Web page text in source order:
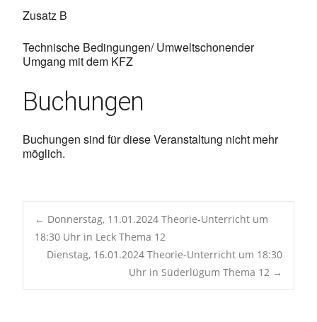
Zusatz B
Technische Bedingungen/ Umweltschonender
Umgang mit dem KFZ
Buchungen
Buchungen sind für diese Veranstaltung nicht mehr
möglich.
Post
navigation
← Donnerstag, 11.01.2024 Theorie-Unterricht um
18:30 Uhr in Leck Thema 12
Dienstag, 16.01.2024 Theorie-Unterricht um 18:30
Uhr in Süderlügum Thema 12 →